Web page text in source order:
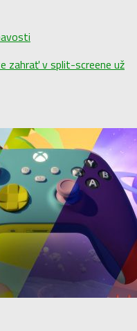
zahrať v split-screene už